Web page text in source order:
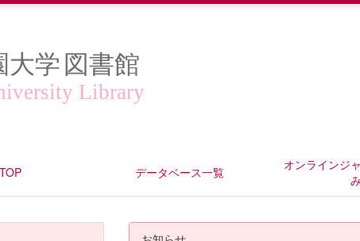
大学 図書館
Library
データベース一覧
オンラインジ